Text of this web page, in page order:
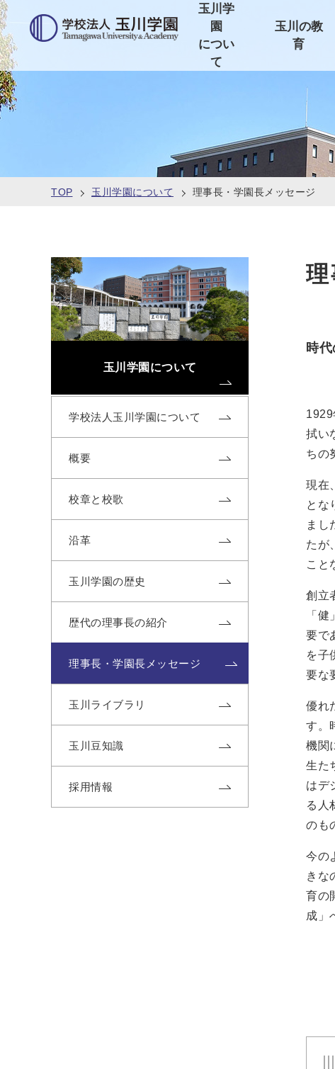
玉川学
園
につい
て
玉川の教
育
TOP 玉川学園について 理事長・学園長メッセージ
時
拭い
ちの
現在
とな
まし
たが
こと
創立
「
要で
を子
要な
優れ
す。
機関
生た
はデ
る人
のも
今の
きな
育の
成」
玉川学園について
学校法人玉川学園について
概要
校章と校歌
沿革
玉川学園の歴史
歴代の理事長の紹介
理事長・学園長メッセージ
玉川ライブラリ
玉川豆知識
採用情報